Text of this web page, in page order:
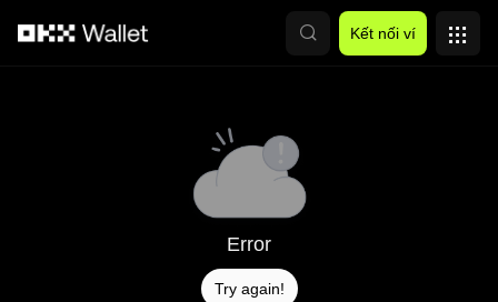
Kết nối ví
Error
Try again!